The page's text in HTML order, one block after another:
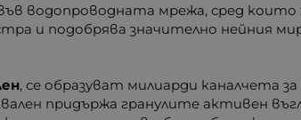
водопроводната мрежа, сред които
и подобрява значително нейния
, се образуват милиарди каналчета
придържа гранулите активен